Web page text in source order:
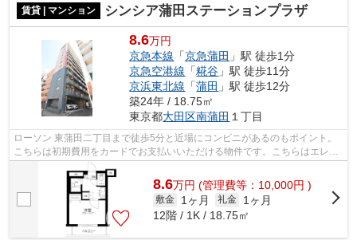
賃貸 | マンション シンシア蒲田ステーションプラザ
8.6万円
京急本線 「京急蒲田 」駅 徒歩1分
京急空港線 「糀谷 」駅 徒歩11分
京浜東北線 「蒲田 」駅 徒歩12分
築24年 / 18.75㎡
東京都大田区南蒲田 １丁目
ローソン 東蒲田二丁目まで徒歩5分と近場にコンビニがあるのもポイント。
こちらは初期費用をカードでお支払いいただける物件です。こちらはエレベ
ーター付き物件です。駅から徒歩1分と...
8.6万円 (管理費等：10,000円 )
敷金 1ヶ月 礼金
1ヶ月
12階 / 1K / 18.75㎡